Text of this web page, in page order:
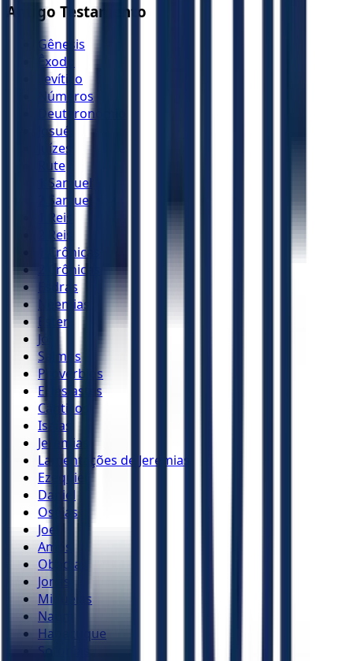
Antigo Testamento
Gênesis
Êxodo
Levítico
Números
Deuteronômio
Josué
Juízes
Rute
1 Samuel
2 Samuel
1 Reis
2 Reis
1 Crônicas
2 Crônicas
Esdras
Neemias
Ester
Jó
Salmos
Provérbios
Eclesiastes
Cânticos
Isaías
Jeremias
Lamentações de Jeremias
Ezequiel
Daniel
Oséias
Joel
Amós
Obadias
Jonas
Miquéias
Naum
Habacuque
Sofonias